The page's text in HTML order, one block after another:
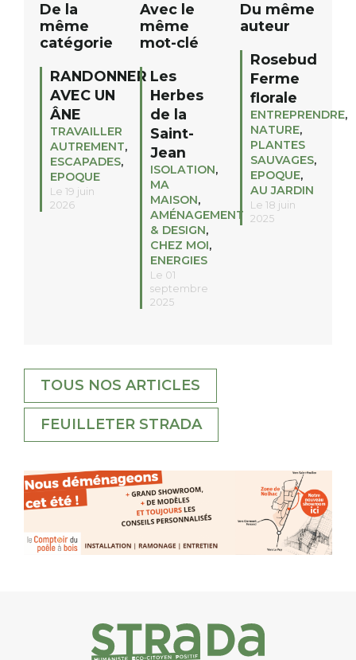
De la
même
catégorie
RANDONNER
AVEC UN
ÂNE
TRAVAILLER
AUTREMENT,
ESCAPADES,
EPOQUE
Le 19 juin
2026
Avec le
même
mot-clé
Les
Herbes
de la
Saint-
Jean
ISOLATION,
MA
MAISON,
AMÉNAGEMENT
& DESIGN,
CHEZ MOI,
ENERGIES
Le 01
septembre
2025
Du même
auteur
Rosebud
Ferme
florale
ENTREPRENDRE,
NATURE,
PLANTES
SAUVAGES,
EPOQUE,
AU JARDIN
Le 18 juin
2025
TOUS NOS ARTICLES
FEUILLETER STRADA